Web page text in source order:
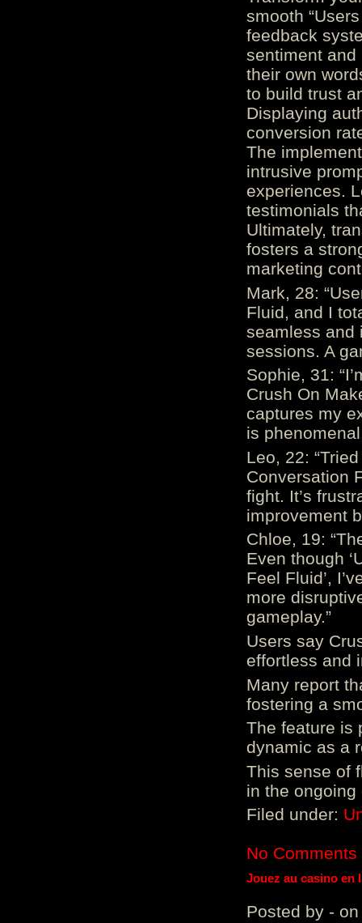
smooth
feedback
sentiment and
their own
to build trust
Displaying
conversion
The
intrusive
experiences.
testimonials
Ultimately,
fosters a
marketing
Mark, 28:
Fluid, and I
seamless and
sessions. A
Sophie, 31:
Crush On
captures my
is
Leo, 22:
Conversation
fight. It’s
improvement
Chloe, 19:
Even though
Feel Fluid’,
more
gameplay.”
Users say
effortless and
Many report
fostering a
The feature is
dynamic as a
This sense of
in the ongoing
Filed under:
No Comments
Jouez au casino en
Posted by - on